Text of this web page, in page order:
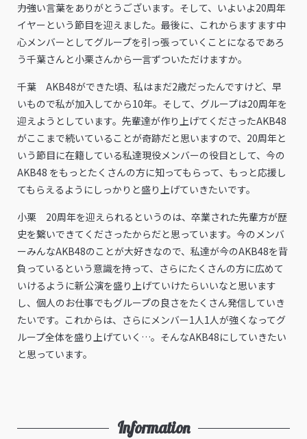
――力強い言葉をありがとうございます。そして、いよいよ20周年
イヤーという節目を迎えました。最後に、これからますます中
心メンバーとしてグループを引っ張っていくことになるであろ
う千葉さんと小栗さんから一言ずついただけますか。
千葉 AKB48ができた頃、私はまだ2歳だったんですけど、早
いもので私が加入してから10年。そして、グループは20周年を
迎えようとしています。先輩達が作り上げてくださったAKB48
がここまで続いていることが奇跡だと思いますので、20周年と
いう節目に在籍している私達現役メンバーの役目として、今の
AKB48 をもっとたくさんの方に知ってもらって、もっと応援し
てもらえるようにしっかりと盛り上げていきたいです。
小栗 20周年を迎えられるというのは、卒業された先輩方が歴
史を繋いできてくださったからだと思っています。今のメンバ
ーみんなAKB48のことが大好きなので、私達が今のAKB48を背
負っているという意識を持って、さらにたくさんの方に広めて
いけるように新公演を盛り上げていけたらいいなと思います
し、個人のお仕事でもグループの良さをたくさん発信していき
たいです。これからは、さらにメンバー1人1人が強くなってグ
ループ全体を盛り上げていく…。そんなAKB48にしていきたい
と思っています。
Information